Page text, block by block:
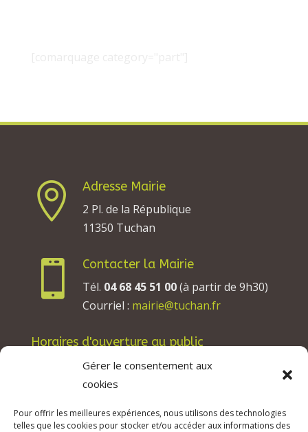
Gérer le consentement aux
cookies
Pour offrir les meilleures expériences, nous utilisons des technologies
telles que les cookies pour stocker et/ou accéder aux informations des

Adresse Mairie
2 Pl. de la République
11350 Tuchan

Contacter la Mairie
Tél. 04 68 45 51 00(à partir de 9h30)
Courriel : mairie@tuchan.fr
Horaires d'ouverture au public
Les lundis, mardis et jeudis : de 8h à 12h et de
13h30 à 17h30.
Les vendredis : de 8h à 12h.